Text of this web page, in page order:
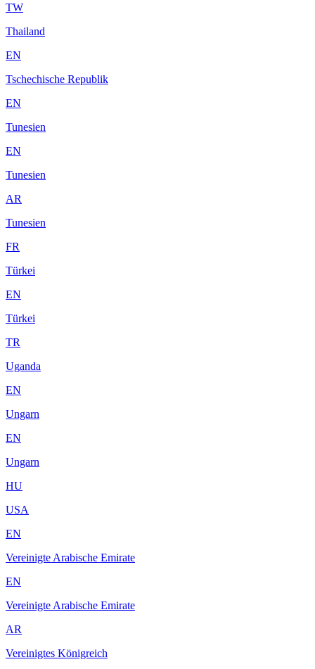
TW
Thailand
EN
Tschechische Republik
EN
Tunesien
EN
Tunesien
AR
Tunesien
FR
Türkei
EN
Türkei
TR
Uganda
EN
Ungarn
EN
Ungarn
HU
USA
EN
Vereinigte Arabische Emirate
EN
Vereinigte Arabische Emirate
AR
Vereinigtes Königreich